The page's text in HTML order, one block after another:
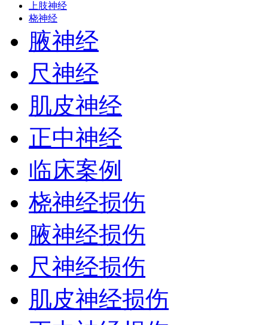
上肢神经
桡神经
腋神经
尺神经
肌皮神经
正中神经
临床案例
桡神经损伤
腋神经损伤
尺神经损伤
肌皮神经损伤